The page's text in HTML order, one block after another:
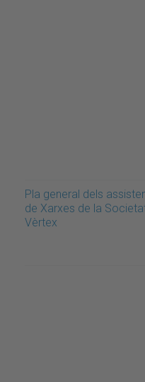
Pla general dels
de Xarxes de la
Vèrtex